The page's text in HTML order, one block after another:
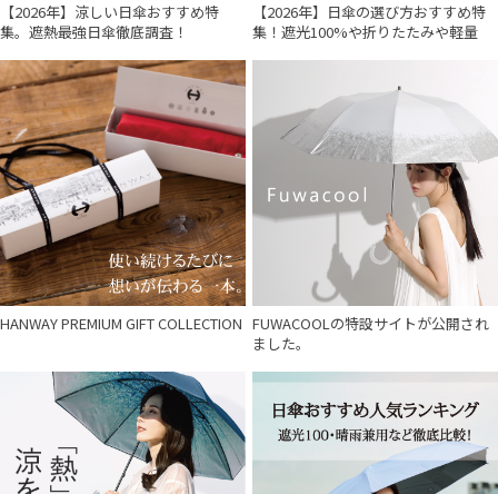
【2026年】涼しい日傘おすすめ特
集。遮熱最強日傘徹底調査！
【2026年】日傘の選び方おすすめ特
集！遮光100%や折りたたみや軽量
HANWAY PREMIUM GIFT COLLECTION FUWACOOLの特設サイトが公開され
ました。